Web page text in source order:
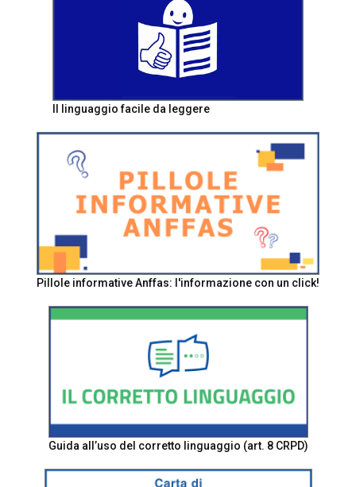
Il linguaggio facile da leggere
Pillole informative Anffas: l'informazione con un click!
Guida all’uso del corretto linguaggio (art. 8 CRPD)